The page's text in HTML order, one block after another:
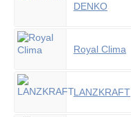
DENKO
Royal Clima
LANZKRAFT